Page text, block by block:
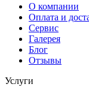
О компании
Оплата и
Сервис
Галерея
Блог
Отзывы
Услуги